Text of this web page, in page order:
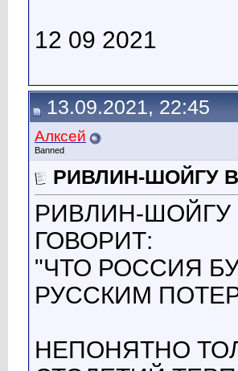
12 09 2021
13.09.2021, 22:45
Алксей
Banned
РИВЛИН-ШОЙГУ
РИВЛИН-ШОЙГУ
ГОВОРИТ:
"ЧТО РОССИЯ
РУССКИМ
НЕПОНЯТНО